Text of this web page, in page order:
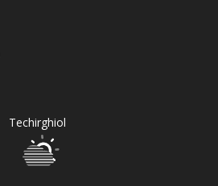
Techirghiol